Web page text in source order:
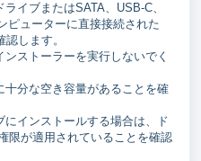
イブまたはSATA、USB-C、
ピューターに直接接続された
します。
ストーラーを実行しないでく
十分な空き容量があることを確
にインストールする場合は、ド
限が適用されていることを確認